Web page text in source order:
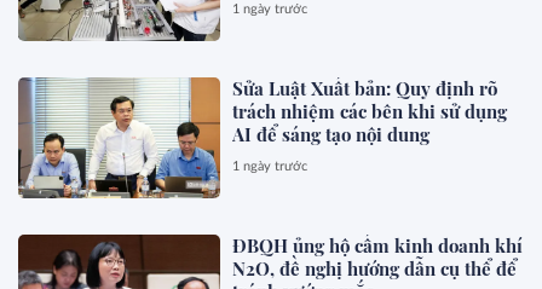
1 ngày trước
Sửa Luật Xuất bản: Quy định rõ
trách nhiệm các bên khi sử dụng
AI để sáng tạo nội dung
1 ngày trước
ĐBQH ủng hộ cấm kinh doanh khí
N2O, đề nghị hướng dẫn cụ thể để